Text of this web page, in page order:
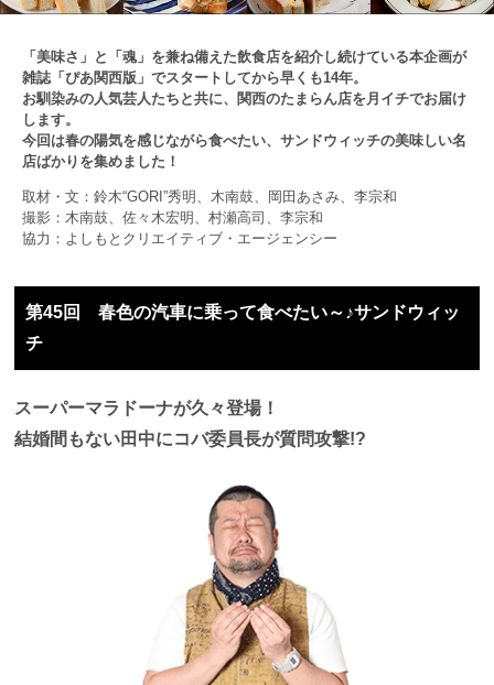
「美味さ」と「魂」を兼ね備えた飲食店を紹介し続けている本企画が
雑誌「ぴあ関西版」でスタートしてから早くも14年。
お馴染みの人気芸人たちと共に、関西のたまらん店を月イチでお届け
します。
今回は春の陽気を感じながら食べたい、サンドウィッチの美味しい名
店ばかりを集めました！
取材・文：鈴木“GORI”秀明、木南鼓、岡田あさみ、李宗和
撮影：木南鼓、佐々木宏明、村瀬高司、李宗和
協力：よしもとクリエイティブ・エージェンシー
第45回 春色の汽車に乗って食べたい～♪サンドウィッ
チ
スーパーマラドーナが久々登場！
結婚間もない田中にコバ委員長が質問攻撃!?